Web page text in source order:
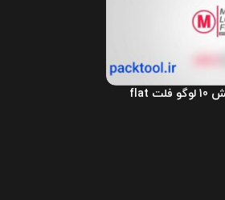
پروژه آماده پریمیر نمایش 10 لوگو فلت flat